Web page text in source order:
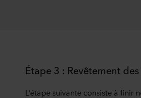
Étape 3 : Revêtement
L’étape suivante consiste à finir